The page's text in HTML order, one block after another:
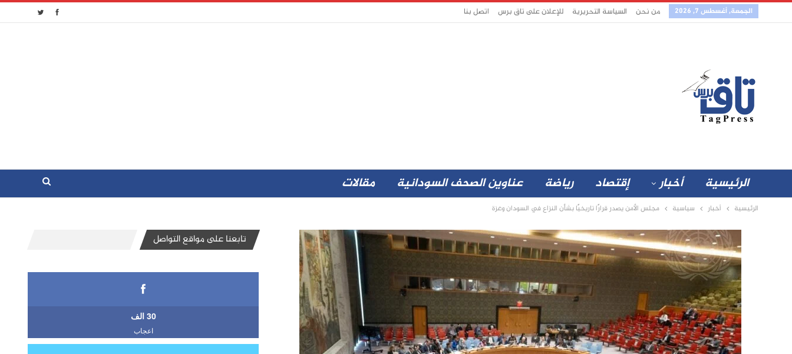
الجمعة, أغسطس 7, 2026 من نحن السياسة التحريرية للإعلان على تاق برس اتصل بنا
الرئيسية أخبار إقتصاد رياضة عناوين الصحف السودانية مقالات
الرئيسية أخبار سياسية مجلس الأمن يصدر قرارًا تاريخيًا بشأن النزاع في السودان وغزة
تابعنا على مواقع التواصل
30 الف
اعجاب